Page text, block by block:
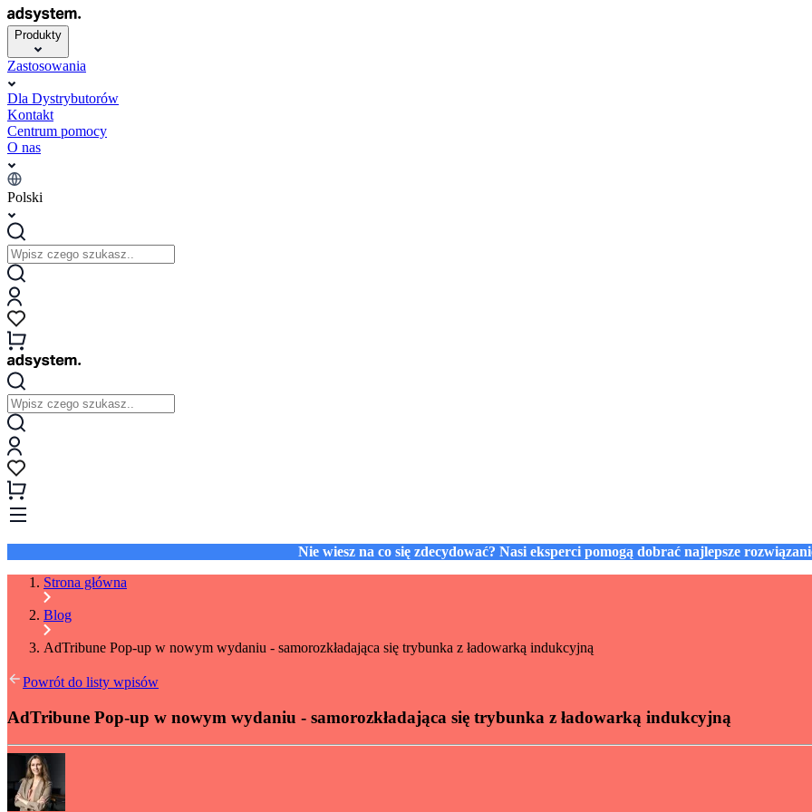
Produkty
Zastosowania
Dla Dystrybutorów
Kontakt
Centrum pomocy
O nas
Polski
Nie wiesz na co się zdecydować? Nasi eksperci pomogą dobrać najlepsze
Strona główna
Blog
AdTribune Pop-up w nowym wydaniu - samorozkładająca się trybunka z ładowarką indukcyjną
Powrót do listy wpisów
AdTribune Pop-up w nowym wydaniu - samorozkładająca się trybunka z ładowarką indukcyjną